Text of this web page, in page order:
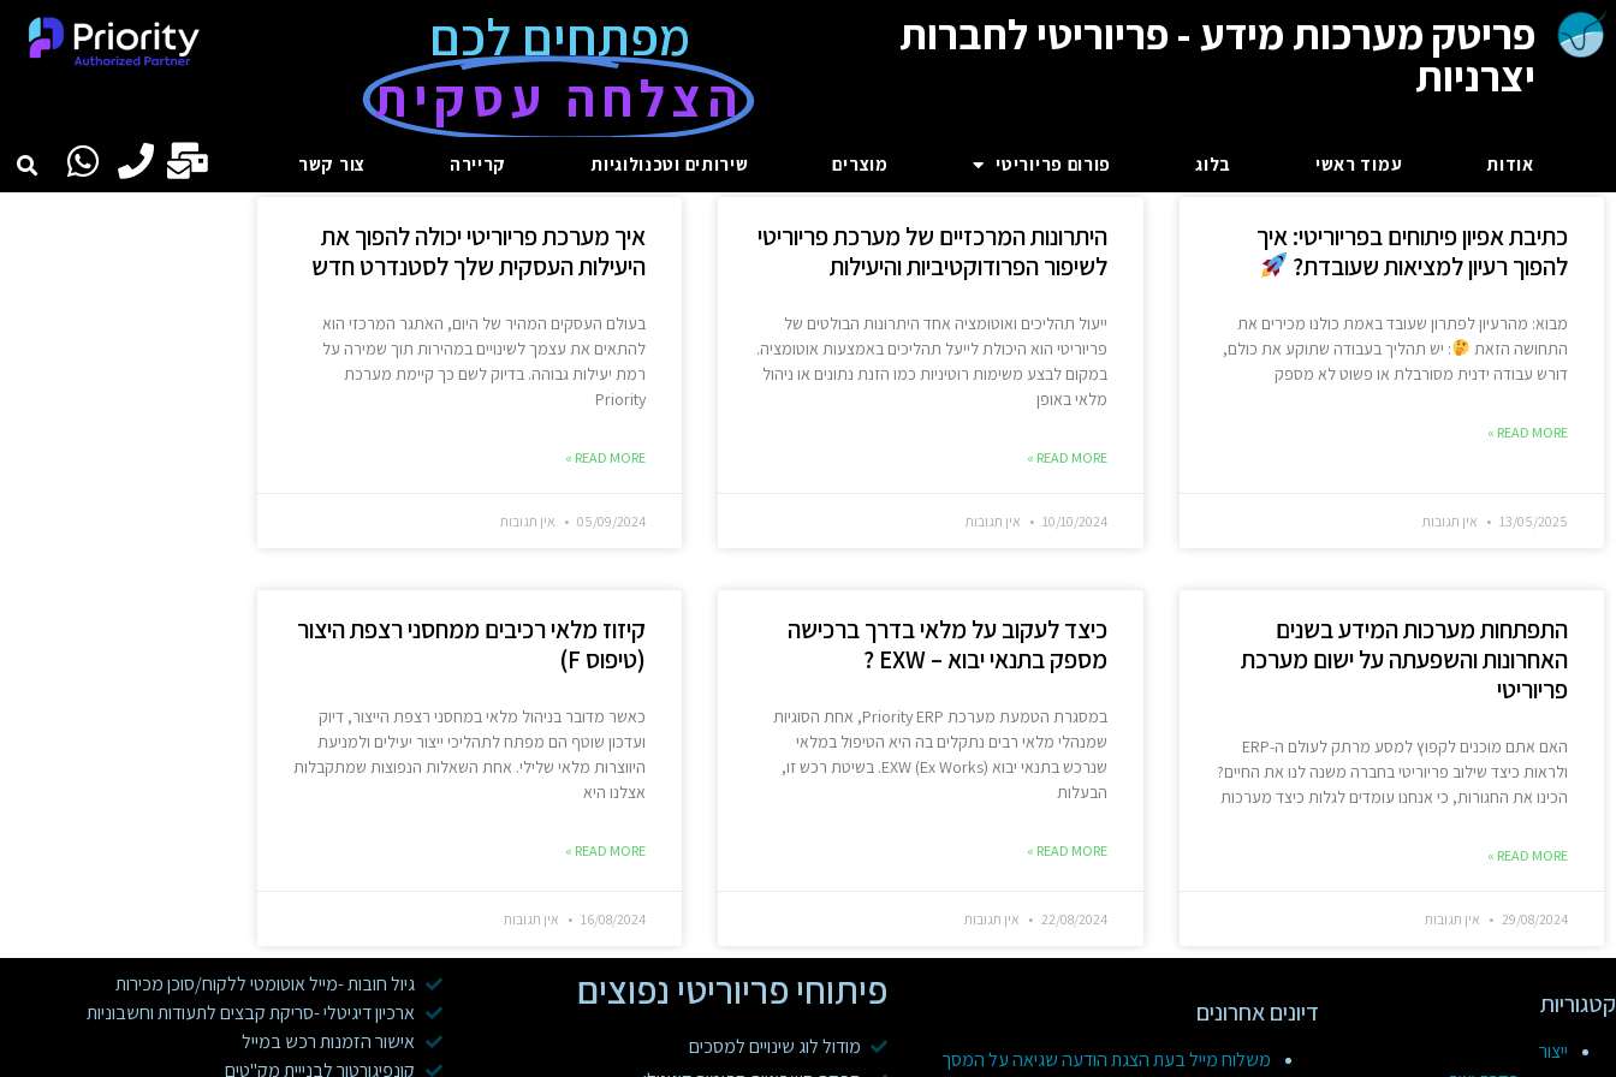
פריטק מערכות מידע - פריוריטי לחברות
יצרניות
מפתחים לכם
הצלחה עסקית
אודות עמוד ראשי בלוג פורום פריוריטי מוצרים שירותים וטכנולוגיות קריירה צור קשר
כתיבת אפיון פיתוחים בפריוריטי: איך
להפוך רעיון למציאות שעובדת?
מבוא: מהרעיון לפתרון שעובד באמת כולנו מכירים את
התחושה הזאת
: יש תהליך בעבודה שתוקע את כולם,
דורש עבודה ידנית מסורבלת או פשוט לא מספק
READ MORE »
13/05/2025 אין תגובות
היתרונות המרכזיים של מערכת פריוריטי
לשיפור הפרודוקטיביות והיעילות
ייעול תהליכים ואוטומציה אחד היתרונות הבולטים של
פריוריטי הוא היכולת לייעל תהליכים באמצעות אוטומציה.
במקום לבצע משימות רוטיניות כמו הזנת נתונים או ניהול
מלאי באופן
READ MORE »
10/10/2024 אין תגובות
איך מערכת פריוריטי יכולה להפוך את
היעילות העסקית שלך לסטנדרט חדש
בעולם העסקים המהיר של היום, האתגר המרכזי הוא
להתאים את עצמך לשינויים במהירות תוך שמירה על
רמת יעילות גבוהה. בדיוק לשם כך קיימת מערכת
Priority
READ MORE »
05/09/2024 אין תגובות
התפתחות מערכות המידע בשנים
האחרונות והשפעתה על ישום מערכת
פריוריטי
האם אתם מוכנים לקפוץ למסע מרתק לעולם ה-ERP
ולראות כיצד שילוב פריוריטי בחברה משנה לנו את החיים?
הכינו את החגורות, כי אנחנו עומדים לגלות כיצד מערכות
READ MORE »
29/08/2024 אין תגובות
כיצד לעקוב על מלאי בדרך ברכישה
מספק בתנאי יבוא – EXW ?
במסגרת הטמעת מערכת Priority ERP, אחת הסוגיות
שמנהלי מלאי רבים נתקלים בה היא הטיפול במלאי
שנרכש בתנאי יבוא EXW (Ex Works). בשיטת רכש זו,
הבעלות
READ MORE »
22/08/2024 אין תגובות
קיזוז מלאי רכיבים ממחסני רצפת היצור
(טיפוס F)
כאשר מדובר בניהול מלאי במחסני רצפת הייצור, דיוק
ועדכון שוטף הם מפתח לתהליכי ייצור יעילים ולמניעת
היווצרות מלאי שלילי. אחת השאלות הנפוצות שמתקבלות
אצלנו היא
READ MORE »
16/08/2024 אין תגובות
קטגוריות
ייצור
דיונים אחרונים
משלוח מייל בעת הצגת הודעה שגיאה על המסך
פיתוחי פריוריטי נפוצים
מודול לוג שינויים למסכים
גיול חובות -מייל אוטומטי ללקוח/סוכן מכירות
ארכיון דיגיטלי -סריקת קבצים לתעודות וחשבוניות
אישור הזמנות רכש במייל
קונפיגורטור לבנייית מק"טים